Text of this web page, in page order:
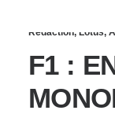
Rédaction, Lotus,
F1 :